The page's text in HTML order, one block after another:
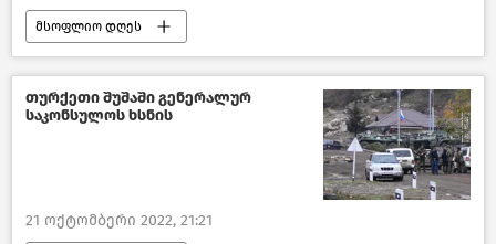
მსოფლიო დღეს
რუსეთ-უკრაინის კონფლიქტი
ევროსაბჭო ევროკომისია
მსოფლიოს ახალი ამბები
თურქეთი შუშაში გენერალურ
საკონსულოს ხსნის
21 ოქტომბერი 2022, 21:21